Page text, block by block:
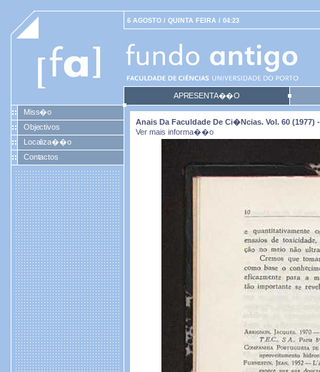
6 AGOSTO / QUINTA FEIRA / 04:23
APRESENTA��O
Miss�o
Objectivos
Localiza��o
Contactos
Anais Da Faculdade De Ci�ncias. Vol. 60 (1977) -
Ver mais informa��o